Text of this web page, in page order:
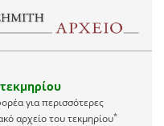
για περισσότερες
αρχείο του τεκμηρίου*